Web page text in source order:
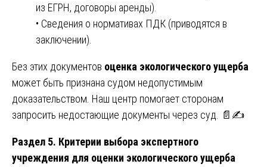
из ЕГРН, договоры аренды).
• Сведения о нормативах ПДК (приводятся в
заключении).
Без этих документов оценка экологического ущерба
может быть признана судом недопустимым
доказательством. Наш центр помогает сторонам
запросить недостающие документы через суд. 📄✍️
Раздел 5. Критерии выбора экспертного
учреждения для оценки экологического ущерба